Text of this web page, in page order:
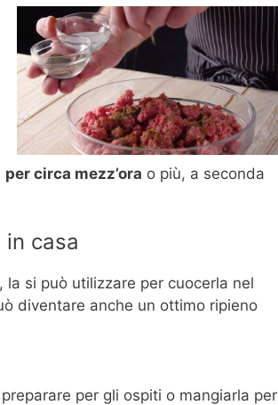
per circa mezz’ora o più, a seconda
casa
si può utilizzare per cuocerla nel
diventare anche un ottimo ripieno
per gli ospiti o mangiarla per